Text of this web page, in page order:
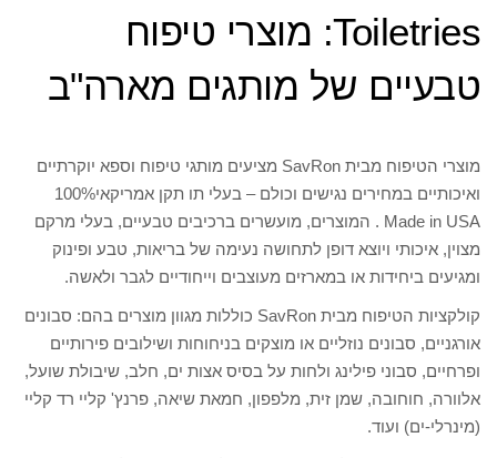
Toiletries: מוצרי טיפוח
טבעיים של מותגים מארה"ב
מוצרי הטיפוח מבית SavRon מציעים מותגי טיפוח וספא יוקרתיים
ואיכותיים במחירים נגישים וכולם – בעלי תו תקן אמריקאי100%
Made in USA . המוצרים, מועשרים ברכיבים טבעיים, בעלי מרקם
מצוין, איכותי ויוצא דופן לתחושה נעימה של בריאות, טבע ופינוק
ומגיעים ביחידות או במארזים מעוצבים וייחודיים לגבר ולאשה.
קולקציות הטיפוח מבית SavRon כוללות מגוון מוצרים בהם: סבונים
אורגניים, סבונים נוזליים או מוצקים בניחוחות ושילובים פירותיים
ופרחיים, סבוני פילינג ולחות על בסיס אצות ים, חלב, שיבולת שועל,
אלוורה, חוחובה, שמן זית, מלפפון, חמאת שיאה, פרנץ' קליי רד קליי
(מינרלי-ים) ועוד.